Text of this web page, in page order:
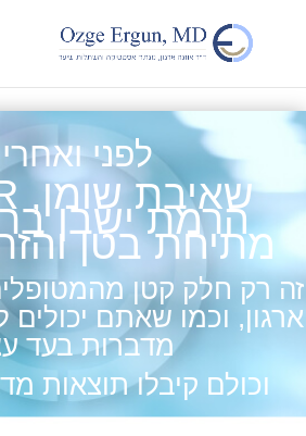
לפני
הרמת ישבן
מתיחת בטן
זה רק חלק קטן
ארגון, וכמו שאתם
מדברות בעד
וכולם קיבלו תוצאות